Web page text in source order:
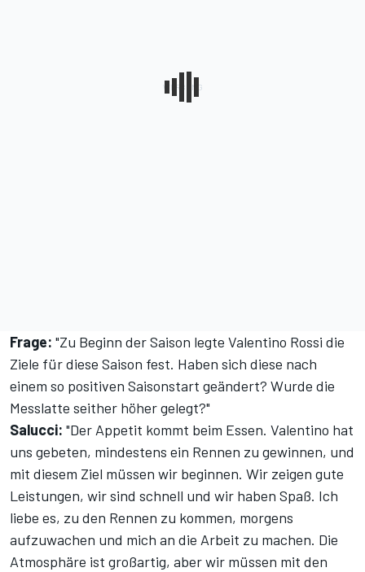
Frage: "Zu Beginn der Saison legte Valentino Rossi die
Ziele für diese Saison fest. Haben sich diese nach
einem so positiven Saisonstart geändert? Wurde die
Messlatte seither höher gelegt?"
Salucci: "Der Appetit kommt beim Essen. Valentino hat
uns gebeten, mindestens ein Rennen zu gewinnen, und
mit diesem Ziel müssen wir beginnen. Wir zeigen gute
Leistungen, wir sind schnell und wir haben Spaß. Ich
liebe es, zu den Rennen zu kommen, morgens
aufzuwachen und mich an die Arbeit zu machen. Die
Atmosphäre ist großartig, aber wir müssen mit den